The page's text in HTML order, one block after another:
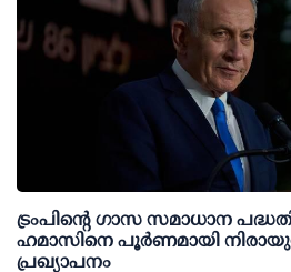
ട്രംപിന്റെ ഗാസ സമാധാന
ഹമാസിനെ പൂര്‍ണമായി
പ്രഖ്യാപനം